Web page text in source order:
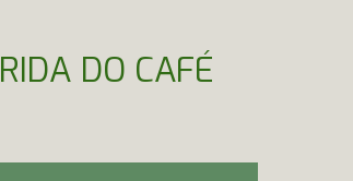
DO CAFÉ